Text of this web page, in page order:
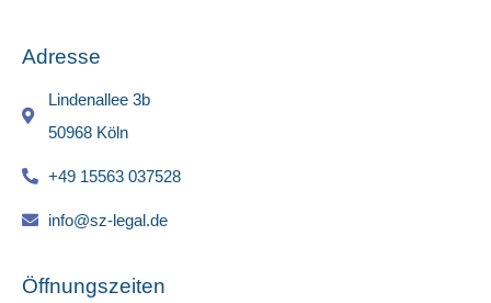
Adresse
Lindenallee 3b
50968 Köln
+49 15563 037528
info@sz-legal.de
Öffnungszeiten